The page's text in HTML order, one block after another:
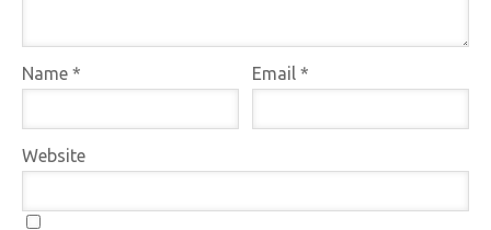
Name * Email*
Website